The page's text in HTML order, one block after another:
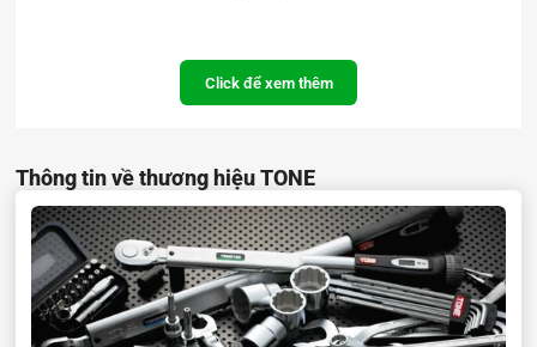
Thông số kỹ thuật:
Vật liệu đầu búa: Thép, Urethane
Số lượng / gói: 1
Click để xem thêm
Thông tin về thương hiệu TONE